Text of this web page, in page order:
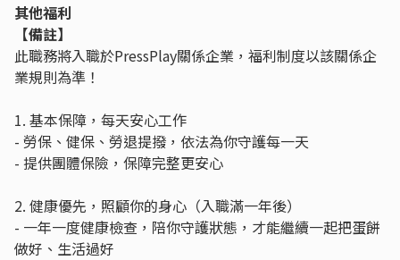
其他福利
【備註】
此職務將入職於PressPlay關係企業，福利制度以該關係企
業規則為準！
1. 基本保障，每天安心工作
- 勞保、健保、勞退提撥，依法為你守護每一天
- 提供團體保險，保障完整更安心
2. 健康優先，照顧你的身心（入職滿一年後）
- 一年一度健康檢查，陪你守護狀態，才能繼續一起把蛋餅
做好、生活過好